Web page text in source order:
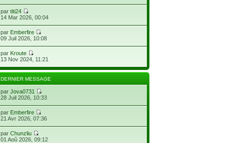
partiti24
14 Mar 2026, 00:04
par Emberfire
09 Juil 2026, 10:08
par Kroute
13 Nov 2024, 11:21
DERNIER MESSAGE
parJova0731
28 Juil 2026, 10:33
par Emberfire
21 Avr 2026, 07:36
parChunzliu
01 Aoû 2026, 09:12